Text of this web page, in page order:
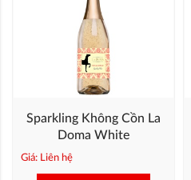
Sparkling Không Cồn La
Doma White
Giá: Liên hệ